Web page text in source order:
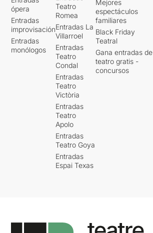
ópera
Entradas
improvisación
Entradas
monólogos
Teatro
Romea
Entradas La
Villarroel
Entradas
Teatro
Condal
Entradas
Teatro
Victòria
Entradas
Teatro
Apolo
Entradas
Teatro Goya
Entradas
Espai Texas
Mejores
espectáculos
familiares
Black Friday
Teatral
Gana entradas de
teatro gratis -
concursos